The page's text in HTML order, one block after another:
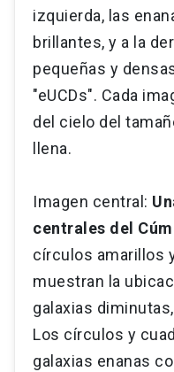
izquierda, las
brillantes, y a la
pequeñas y
"eUCDs". Cada
del cielo del
llena.
Imagen central:
centrales del
círculos amarillos
muestran la
galaxias
Los círculos y
galaxias enanas